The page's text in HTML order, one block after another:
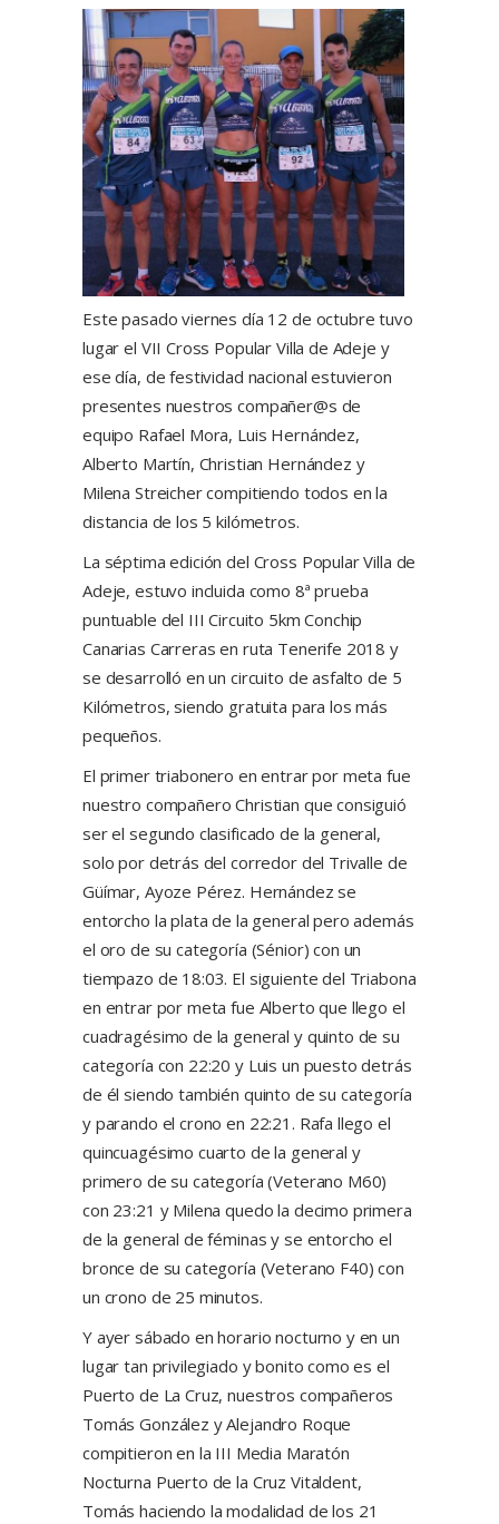
Este pasado viernes día 12 de octubre tuvo
lugar el VII Cross Popular Villa de Adeje y
ese día, de festividad nacional estuvieron
presentes nuestros compañer@s de
equipo Rafael Mora, Luis Hernández,
Alberto Martín, Christian Hernández y
Milena Streicher compitiendo todos en la
distancia de los 5 kilómetros.
La séptima edición del Cross Popular Villa de
Adeje, estuvo incluida como 8ª prueba
puntuable del III Circuito 5km Conchip
Canarias Carreras en ruta Tenerife 2018 y
se desarrolló en un circuito de asfalto de 5
Kilómetros, siendo gratuita para los más
pequeños.
El primer triabonero en entrar por meta fue
nuestro compañero Christian que consiguió
ser el segundo clasificado de la general,
solo por detrás del corredor del Trivalle de
Güímar, Ayoze Pérez. Hernández se
entorcho la plata de la general pero además
el oro de su categoría (Sénior) con un
tiempazo de 18:03. El siguiente del Triabona
en entrar por meta fue Alberto que llego el
cuadragésimo de la general y quinto de su
categoría con 22:20 y Luis un puesto detrás
de él siendo también quinto de su categoría
y parando el crono en 22:21. Rafa llego el
quincuagésimo cuarto de la general y
primero de su categoría (Veterano M60)
con 23:21 y Milena quedo la decimo primera
de la general de féminas y se entorcho el
bronce de su categoría (Veterano F40) con
un crono de 25 minutos.
Y ayer sábado en horario nocturno y en un
lugar tan privilegiado y bonito como es el
Puerto de La Cruz, nuestros compañeros
Tomás González y Alejandro Roque
compitieron en la III Media Maratón
Nocturna Puerto de la Cruz Vitaldent,
Tomás haciendo la modalidad de los 21